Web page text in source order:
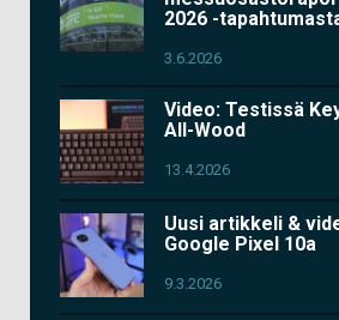
2026 -
3.6.2026
Video: Testissä
All-Wood
13.4.2026
Uusi artikkeli &
Google Pixel 10a
9.3.2026